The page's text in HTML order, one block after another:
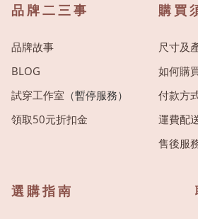
品牌二三事
品牌故事
BLOG
試穿工作室 （暫停服務）
領取50元折扣金
購買
尺寸及
如何購
付款方
運費配
售後服
選購指南